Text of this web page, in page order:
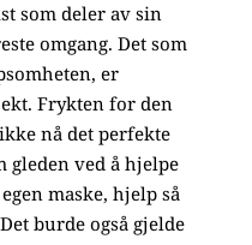
som deler av sin
omgang. Det som
er
Frykten for den
nå det perfekte
gleden ved å hjelpe
maske, hjelp så
burde også gjelde